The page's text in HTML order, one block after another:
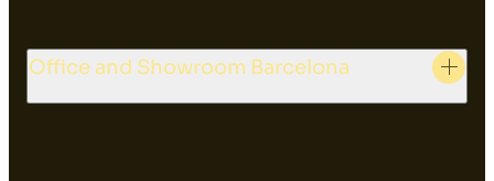
Office and Showroom Barcelona